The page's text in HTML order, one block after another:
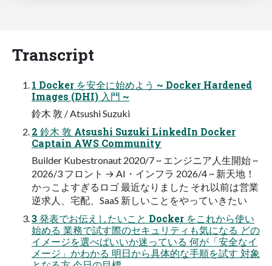
Transcript
1 Docker を安全に始めよう ~ Docker Hardened
Images (DHI) 入門 ~
鈴木 敦 / Atsushi Suzuki
2 鈴木 敦 Atsushi Suzuki LinkedIn Docker
Captain AWS Community
Builder Kubestronaut 2020/7 ~ エンジニア人生開始 ~
2026/3 フロント → AI・インフラ 2026/4 ~ 新天地！
かっこよすぎるロゴ 最近なりました それ以前は営業
逆求人、宅配、SaaS 新しいことをやっていきたい
3 発表でお伝えしたいこと Docker をこれから使い
始める 業務で試す際のセキュリティも気になる どの
イメージを選べばいいか迷っている 何が「安全なイ
メージ」かわかる 明日から具体的な手順を試す 対象